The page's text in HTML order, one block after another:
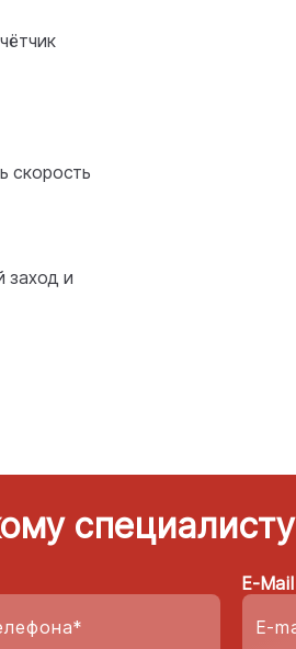
скорость
заход и
специалисту
E-Mail